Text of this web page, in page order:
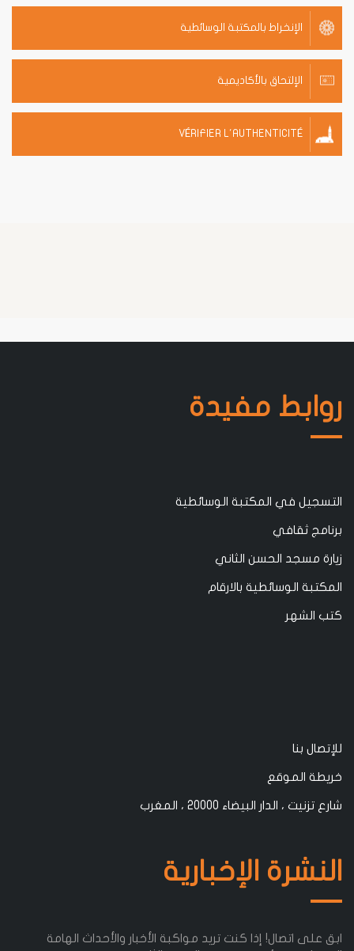
الإنخراط بالمكتبة الوسائطية
الإلتحاق بالأكاديمية
VÉRIFIER L'AUTHENTICITÉ
روابط مفيدة
التسجيل في المكتبة الوسائطية
برنامج ثقافي
زيارة مسجد الحسن الثاني
المكتبة الوسائطية بالارقام
كتب الشهر
للإتصال بنا
خريطة الموقع
شارع تزنيت ، الدار البيضاء 20000 ، المغرب
النشرة الإخبارية
ابق على اتصال! إذا كنت تريد مواكبة الأخبار والأحداث الهامة